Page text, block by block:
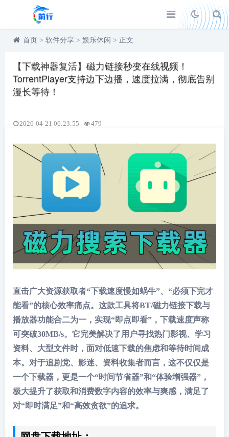
首页 > 软件分享 > 娱乐休闲 > 正文
【下载神器复活】磁力链接秒变在线视频！
TorrentPlayer支持边下边播，速度拉满，彻底告别
漫长等待！
2026-04-21 06:23:55 479
直击广大资源获取者“下载速度慢如蜗牛”、“必须下完才
能看”的核心效率痛点。这款工具将BT/磁力链接下载与
播放器功能合二为一，实现“即点即看”，下载速度声称
可突破30MB/s。它完美解决了用户寻找热门影视、学习
资料、大型文件时，面对低速下载的焦虑和等待时间成
本。对于追剧党、影迷、资料收集者而言，这不仅仅是
一个下载器，更是一个“时间节省器”和“体验增强器”，
极大提升了获取和消费数字内容的效率与爽感，满足了
对“即时满足”和“高效贪欲”的追求。